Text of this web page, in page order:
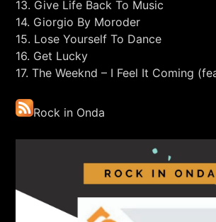
13. Give Life Back To Music
14. Giorgio By Moroder
15. Lose Yourself To Dance
16. Get Lucky
17. The Weeknd – I Feel It Coming
Rock in Onda